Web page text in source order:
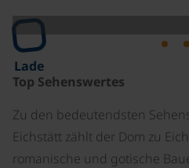
Lade
Top Sehenswertes
Zu den bedeutendsten
Eichstätt zählt der Dom zu
romanische und gotische